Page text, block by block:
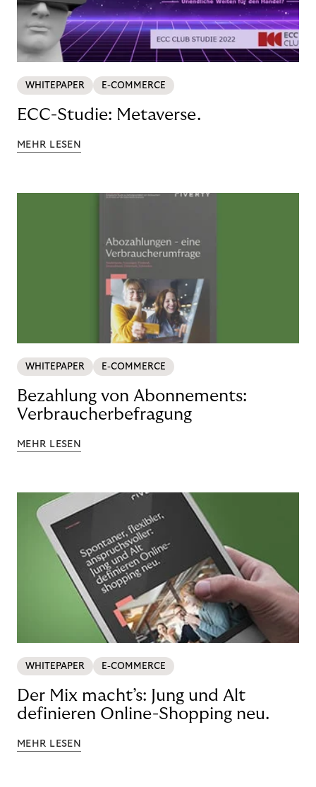
WHITEPAPER E-COMMERCE
ECC-Studie: Metaverse.
MEHR LESEN
WHITEPAPER E-COMMERCE
Bezahlung von Abonnements:
Verbraucherbefragung
MEHR LESEN
WHITEPAPER E-COMMERCE
Der Mix macht’s: Jung und Alt
definieren Online-Shopping neu.
MEHR LESEN